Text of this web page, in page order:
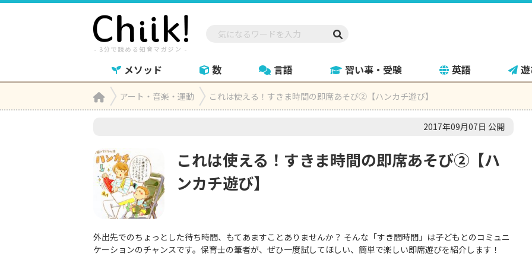
メソッド 数 言語 習い事・受験 英語
Homeアート・音楽・運動 これは使える！すきま時間の即席あそび②【ハンカチ遊び】
2017年09月07日 公開
これは使える！すきま時間の即席あそび②【ハ
ンカチ遊び】
外出先でのちょっとした待ち時間、もてあますことありませんか？ そんな「すき間時間」は子どもとのコミュニ
ケーションのチャンスです。保育士の筆者が、ぜひ一度試してほしい、簡単で楽しい即席遊びを紹介します！